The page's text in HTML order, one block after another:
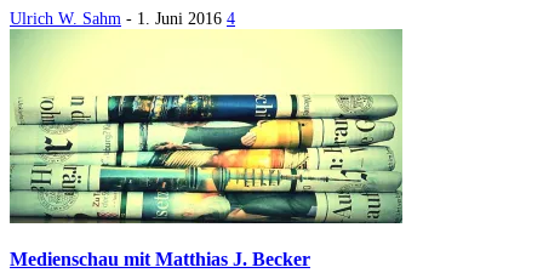
Ulrich W. Sahm - 1. Juni 2016 4
Medienschau mit Matthias J. Becker